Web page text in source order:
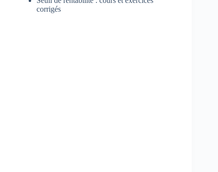
corrigés